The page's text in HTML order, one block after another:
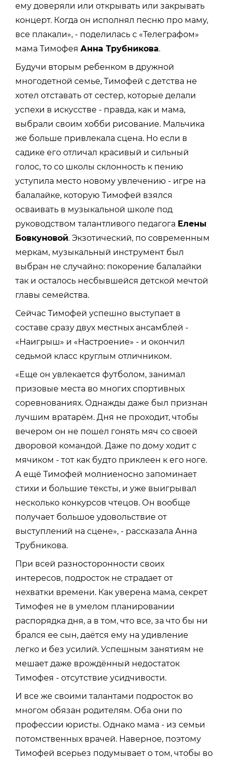
ему доверяли или открывать или закрывать
концерт. Когда он исполнял песню про маму,
все плакали», - поделилась с «Телеграфом»
мама Тимофея Анна Трубникова.
Будучи вторым ребенком в дружной
многодетной семье, Тимофей с детства не
хотел отставать от сестер, которые делали
успехи в искусстве - правда, как и мама,
выбрали своим хобби рисование. Мальчика
же больше привлекала сцена. Но если в
садике его отличал красивый и сильный
голос, то со школы склонность к пению
уступила место новому увлечению - игре на
балалайке, которую Тимофей взялся
осваивать в музыкальной школе под
руководством талантливого педагога Елены
Бовкуновой. Экзотический, по современным
меркам, музыкальный инструмент был
выбран не случайно: покорение балалайки
так и осталось несбывшейся детской мечтой
главы семейства.
Сейчас Тимофей успешно выступает в
составе сразу двух местных ансамблей -
«Наигрыш» и «Настроение» - и окончил
седьмой класс круглым отличником.
«Еще он увлекается футболом, занимал
призовые места во многих спортивных
соревнованиях. Однажды даже был признан
лучшим вратарём. Дня не проходит, чтобы
вечером он не пошел гонять мяч со своей
дворовой командой. Даже по дому ходит с
мячиком - тот как будто приклеен к его ноге.
А ещё Тимофей молниеносно запоминает
стихи и большие тексты, и уже выигрывал
несколько конкурсов чтецов. Он вообще
получает большое удовольствие от
выступлений на сцене», - рассказала Анна
Трубникова.
При всей разносторонности своих
интересов, подросток не страдает от
нехватки времени. Как уверена мама, секрет
Тимофея не в умелом планировании
распорядка дня, а в том, что все, за что бы ни
брался ее сын, даётся ему на удивление
легко и без усилий. Успешным занятиям не
мешает даже врождённый недостаток
Тимофея - отсутствие усидчивости.
И все же своими талантами подросток во
многом обязан родителям. Оба они по
профессии юристы. Однако мама - из семьи
потомственных врачей. Наверное, поэтому
Тимофей всерьез подумывает о том, чтобы во